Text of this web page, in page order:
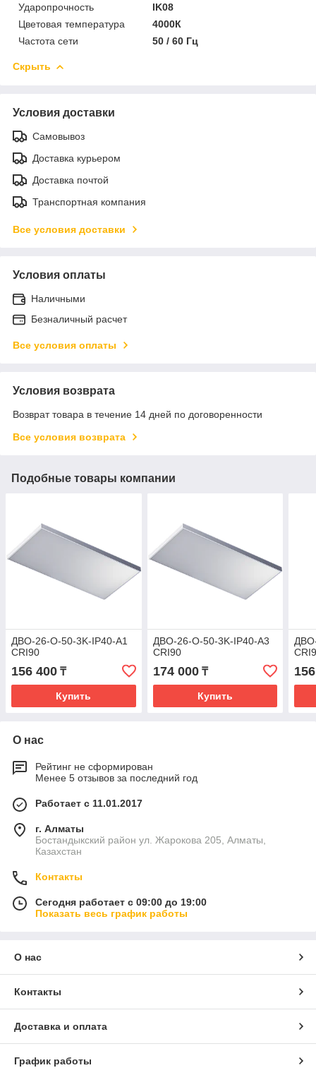
Ударопрочность
IK08
Цветовая температура
4000К
Частота сети
50 / 60 Гц
Скрыть
Условия доставки
Самовывоз
Доставка курьером
Доставка почтой
Транспортная компания
Все условия доставки
Условия оплаты
Наличными
Безналичный расчет
Все условия оплаты
Условия возврата
Возврат товара в течение 14 дней по договоренности
Все условия возврата
Подобные товары компании
ДВО-26-O-50-3K-IP40-A1
CRI90
156 400 ₸
Купить
ДВО-26-O-50-3K-IP40-A3
CRI90
174 000₸
Купить
О нас
Рейтинг не сформирован
Менее 5 отзывов за последний год
Работает с 11.01.2017
г. Алматы
Бостандыкский район ул. Жарокова 205, Алматы,
Казахстан
Контакты
Сегодня работает с 09:00 до 19:00
Показать весь график работы
О нас
Контакты
Доставка и оплата
График работы